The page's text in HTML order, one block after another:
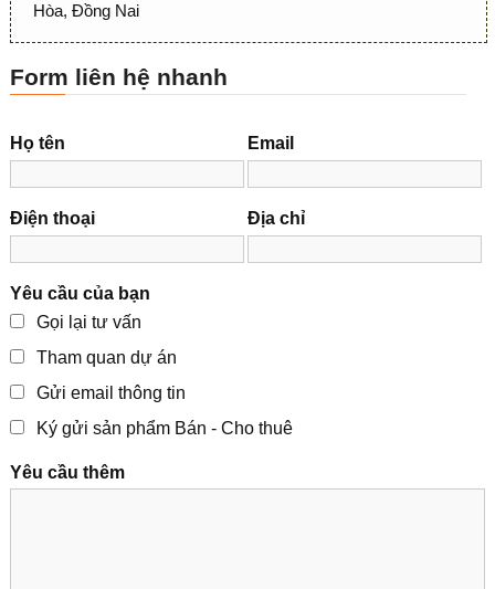
Hòa, Đồng Nai
Form liên hệ nhanh
Họ tên Email
Điện thoại Địa chỉ
Yêu cầu của bạn
Gọi lại tư vấn
Tham quan dự án
Gửi email thông tin
Ký gửi sản phẩm Bán - Cho thuê
Yêu cầu thêm